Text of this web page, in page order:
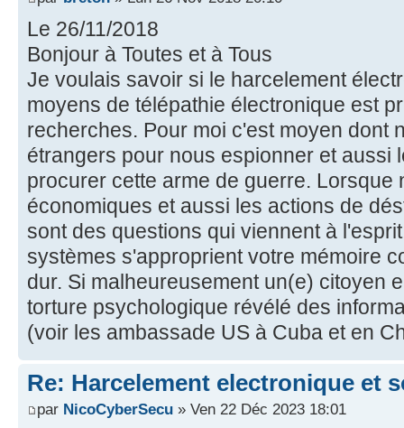
Le 26/11/2018
Bonjour à Toutes et à Tous
Je voulais savoir si le harcelement
moyens de télépathie électronique est
recherches. Pour moi c'est moyen dont
étrangers pour nous espionner et aussi
procurer cette arme de guerre. Lorsque
économiques et aussi les actions de
sont des questions qui viennent à
systèmes s'approprient votre mémoire
dur. Si malheureusement un(e) citoyen
torture psychologique révélé des
(voir les ambassade US à Cuba et en
Re: Harcelement electronique et
par NicoCyberSecu » Ven 22 Déc 2023 18:01